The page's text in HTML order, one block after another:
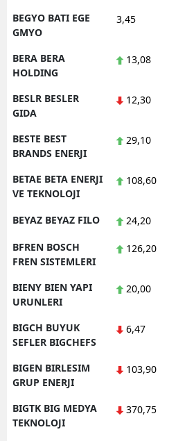
BEGYO BATI EGE
GMYO
3,45
BERA BERA
HOLDING
13,08
BESLR BESLER
GIDA
12,30
BESTE BEST
BRANDS ENERJI
29,10
BETAE BETA ENERJI
VE TEKNOLOJI
108,60
BEYAZ BEYAZ FILO 24,20
BFREN BOSCH
FREN SISTEMLERI
126,20
BIENY BIEN YAPI
URUNLERI
20,00
BIGCH BUYUK
SEFLER BIGCHEFS
6,47
BIGEN BIRLESIM
GRUP ENERJI
103,90
BIGTK BIG MEDYA
TEKNOLOJI
370,75